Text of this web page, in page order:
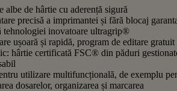
albe de hârtie cu aderență sigură
precisă a imprimantei și fără blocaj
tehnologiei inovatoare ultragrip®
ușoară și rapidă, program de editare
hârtie certificată FSC® din păduri
utilizare multifuncțională, de exemplu
dosarelor, organizarea și marcarea